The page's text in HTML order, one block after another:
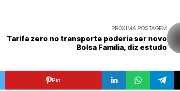
PRÓXIMA POSTAGEM
Tarifa zero no transporte poderia ser novo
Bolsa Família, diz estudo
Pin